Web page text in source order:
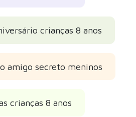
crianças 8 anos
amigo secreto meninos
crianças 8 anos